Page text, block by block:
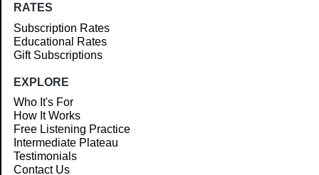
RATES
Subscription Rates
Educational Rates
Gift Subscriptions
EXPLORE
Who It's For
How It Works
Free Listening Practice
Intermediate Plateau
Testimonials
Contact Us